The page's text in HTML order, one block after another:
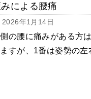
による腰痛
2026年1月14日
の腰に痛みがある方
すが、1番は姿勢の